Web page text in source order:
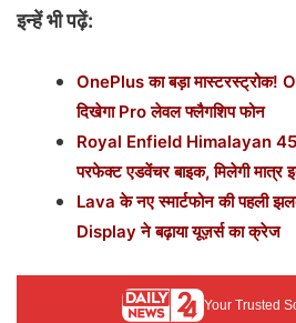
इन्हें भी पढ़ें:
OnePlus का बड़ा
दिखेगा Pro लेवल फ्लैगशिप फोन
Royal Enfield Himalayan
परफेक्ट एडवेंचर बाइक, मिलेगी मात्र
Lava के नए स्मार्टफोन की पहली
Display ने बढ़ाया यूज़र्स का क्रेज
Your Trusted